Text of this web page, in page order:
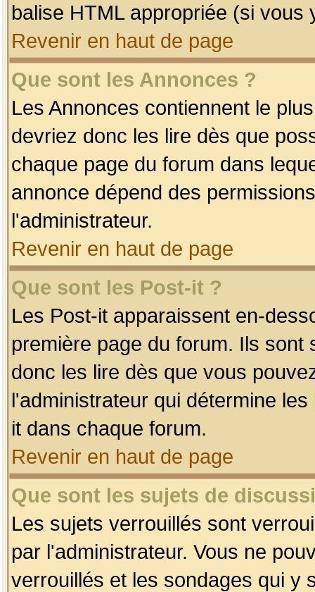
balise HTML appropriée (si vous
Revenir en haut de page
Que sont les Annonces ?
Les Annonces contiennent le
devriez donc les lire dès que
chaque page du forum dans
annonce dépend des
l'administrateur.
Revenir en haut de page
Que sont les Post-it ?
Les Post-it apparaissent en-
première page du forum. Ils
donc les lire dès que vous
l'administrateur qui détermine
it dans chaque forum.
Revenir en haut de page
Que sont les sujets de
Les sujets verrouillés sont
par l'administrateur. Vous ne
verrouillés et les sondages qui y